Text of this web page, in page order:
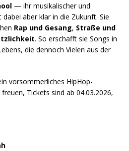
— ihr musikalischer und
aber klar in die Zukunft. Sie
Rap und Gesang, Straße und
. So erschafft sie Songs in
die dennoch Vielen aus der
vorsommerliches HipHop-
Tickets sind ab 04.03.2026,